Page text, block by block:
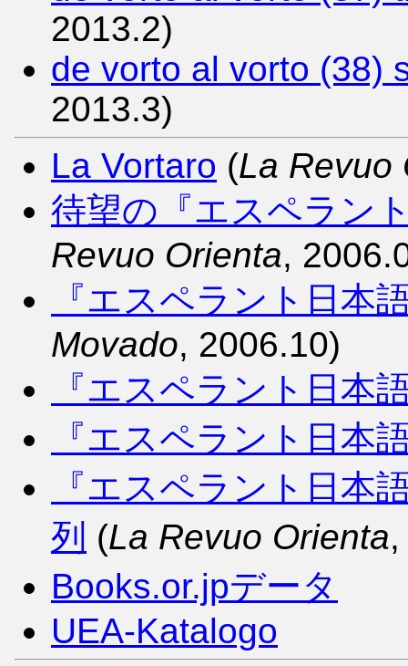
2013.2)
de vorto al vorto (38)
2013.3)
La Vortaro (La Revuo
待望の『エスペラン
Revuo Orienta,
『エスペラント日本
Movado, 2006.10)
『エスペラント日本
『エスペラント日本
『エスペラント日
列 (La Revuo Orienta
Books.or.jpデータ
UEA-Katalogo